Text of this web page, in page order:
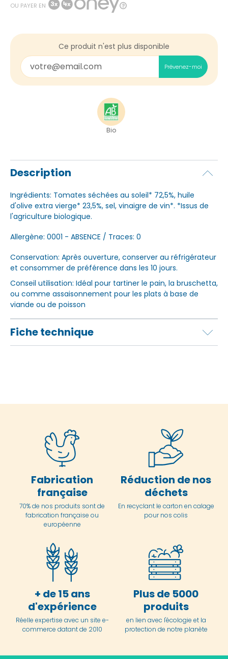
OU PAYER EN
Ce produit n'est plus disponible
Prévenez-moi
Bio
Description
Ingrédients: Tomates séchées au soleil* 72,5%, huile
d'olive extra vierge* 23,5%, sel, vinaigre de vin*. *Issus de
l'agriculture biologique.
Allergène: 0001 - ABSENCE / Traces: 0
Conservation: Après ouverture, conserver au réfrigérateur
et consommer de préférence dans les 10 jours.
Conseil utilisation: Idéal pour tartiner le pain, la bruschetta,
ou comme assaisonnement pour les plats à base de
viande ou de poisson
Fiche technique
Fabrication
française
70% de nos produits sont de
fabrication française ou
européenne
Réduction de nos
déchets
En recyclant le carton en calage
pour nos colis
+ de 15 ans
d'expérience
Réelle expertise avec un site e-
commerce datant de 2010
Plus de 5000
produits
en lien avec l'écologie et la
protection de notre planète